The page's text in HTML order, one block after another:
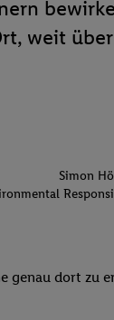
weit
Simon
dort